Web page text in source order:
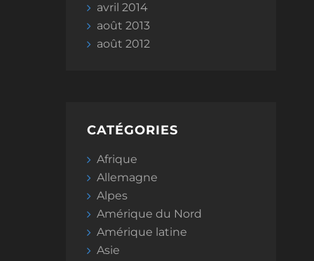
avril 2014
août 2013
août 2012
CATÉGORIES
Afrique
Allemagne
Alpes
Amérique du Nord
Amérique latine
Asie